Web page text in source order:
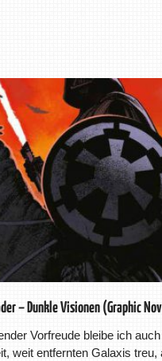
– Dunkle Visionen (Graphic
Vorfreude bleibe ich
weit entfernten Galaxis treu,